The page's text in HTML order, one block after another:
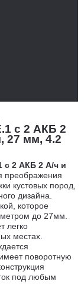
с 2 АКБ 2
27 мм, 4.2
с 2 АКБ 2 А/ч и
преображения
кустовых пород,
дизайна.
которое
до 27мм.
легко
местах.
поворотную
под любым